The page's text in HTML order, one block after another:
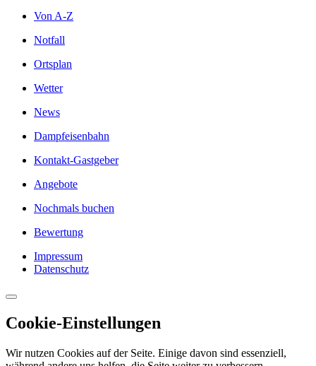
Von A-Z
Notfall
Ortsplan
Wetter
News
Dampfeisenbahn
Kontakt-Gastgeber
Angebote
Nochmals buchen
Bewertung
Impressum
Datenschutz
Cookie-Einstellungen
Wir nutzen Cookies auf der Seite. Einige davon sind essenziell,